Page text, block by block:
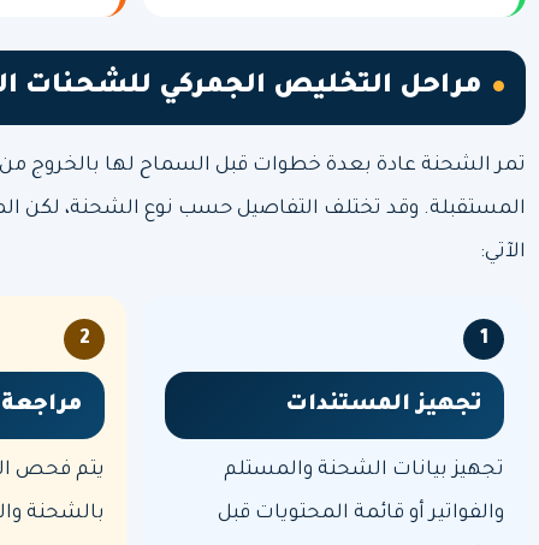
مراحل التخليص الجمركي للشحنات
تمر الشحنة عادة بعدة خطوات قبل السماح لها بالخروج من
المستقبلة. وقد تختلف التفاصيل حسب نوع الشحنة، لكن
الآتي:
1
تجهيز المستندات
تجهيز بيانات الشحنة والمستلم
والفواتير أو قائمة المحتويات قبل
2
يتم فحص
بالشحنة